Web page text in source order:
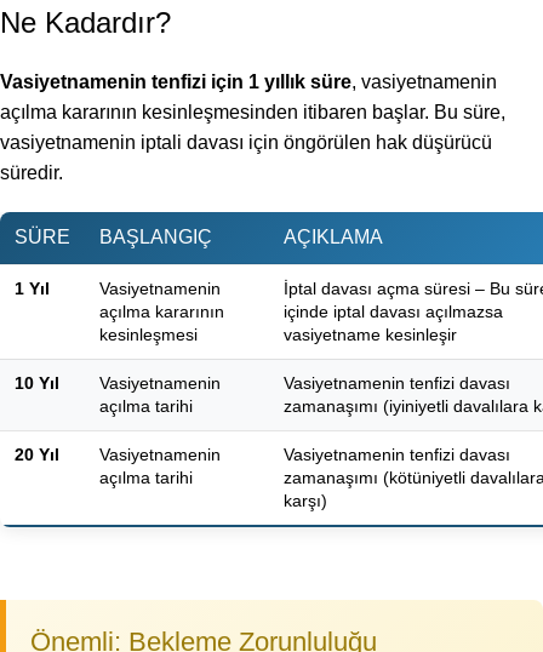
Ne Kadardır?
Vasiyetnamenin tenfizi için 1 yıllık süre, vasiyetnamenin
açılma kararının kesinleşmesinden itibaren başlar. Bu süre,
vasiyetnamenin iptali davası için öngörülen hak düşürücü
süredir.
SÜRE BAŞLANGIÇ AÇIKLAMA
1 Yıl
Vasiyetnamenin
açılma kararının
kesinleşmesi
İptal davası açma süresi – Bu
içinde iptal davası açılmazsa
vasiyetname kesinleşir
10 Yıl
Vasiyetnamenin
açılma tarihi
Vasiyetnamenin tenfizi davası
zamanaşımı (iyiniyetli davalılara
20 Yıl
Vasiyetnamenin
açılma tarihi
Vasiyetnamenin tenfizi davası
zamanaşımı (kötüniyetli
karşı)
Önemli: Bekleme Zorunluluğu